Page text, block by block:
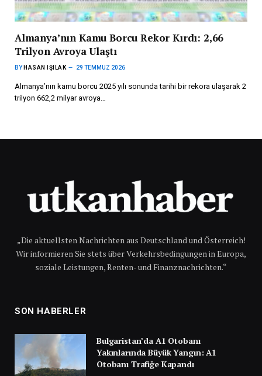
Almanya’nın Kamu Borcu Rekor Kırdı: 2,66
Trilyon Avroya Ulaştı
BY HASAN IŞILAK 29 TEMMUZ 2026
Almanya’nın kamu borcu 2025 yılı sonunda tarihi bir rekora ulaşarak 2
trilyon 662,2 milyar avroya…
„Die aktuellsten Nachrichten aus Deutschland und Österreich!
Wir informieren Sie stets über Verkehrsbedingungen in Europa,
soziale Leistungen, Renten- und Finanznachrichten.“
SON HABERLER
Bulgaristan’da A1 Otobanı
Yakınlarında Büyük Yangın: A1
Otobanı Trafiğe Kapandı